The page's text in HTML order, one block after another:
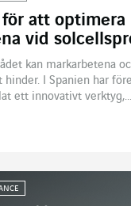
att optimera
vid
kan markarbetena
hinder. I Spanien har
ett innovativt verktyg,...